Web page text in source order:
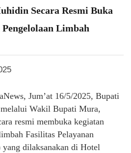
Secara Resmi Buka
Limbah
Jum’at 16/5/2025, Bupati
Wakil Bupati Mura,
resmi membuka kegiatan
Fasilitas Pelayanan
yang dilaksanakan di Hotel